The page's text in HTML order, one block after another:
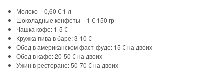
Молоко – 0,60 € 1 л
Шоколадные конфеты – 1 € 150 гр
Чашка кофе: 1-5 €
Кружка пива в баре: 3-10 €
Обед в американском фаст-фуде: 15 € на двоих
Обед в кафе: 20-50 € на двоих
Ужин в ресторане: 50-70 € на двоих